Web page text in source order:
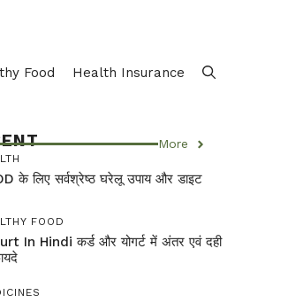
Food Health Insurance
More
के लिए सर्वश्रेष्ठ घरेलू उपाय और डाइट
FOOD
In Hindi कर्ड और योगर्ट में अंतर एवं दही